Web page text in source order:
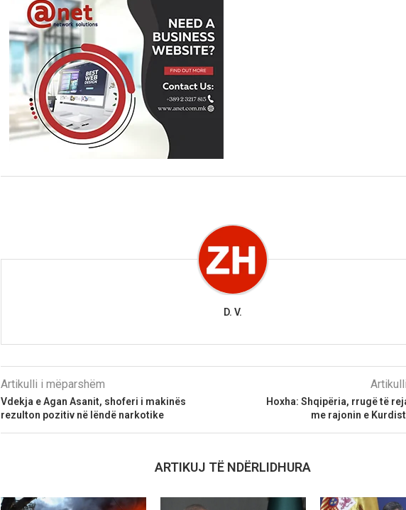
D. V.
Artikulli i mëparshëm
Vdekja e Agan Asanit, shoferi i makinës
rezulton pozitiv në lëndë narkotike
Hoxha: Shqipëria, rrugë të
me rajonin e
ARTIKUJ TË NDËRLIDHURA